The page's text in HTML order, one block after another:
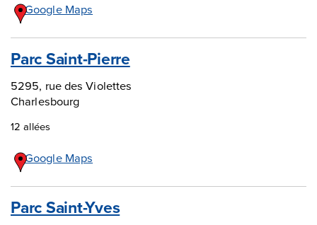
Google Maps
Parc Saint-Pierre
5295, rue des Violettes
Charlesbourg
12 allées
Google Maps
Parc Saint-Yves